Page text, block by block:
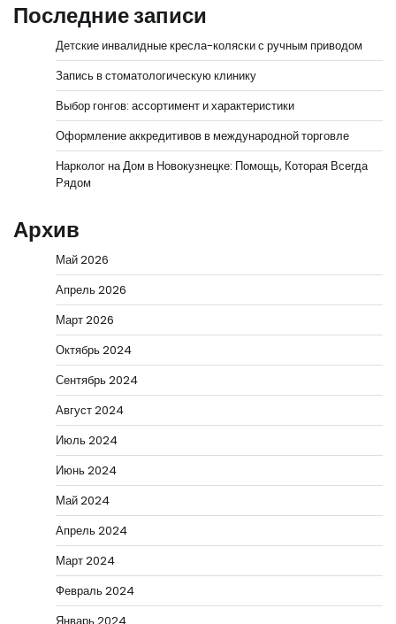
Последние записи
Детские инвалидные кресла-коляски с ручным приводом
Запись в стоматологическую клинику
Выбор гонгов: ассортимент и характеристики
Оформление аккредитивов в международной торговле
Нарколог на Дом в Новокузнецке: Помощь, Которая Всегда
Рядом
Архив
Май 2026
Апрель 2026
Март 2026
Октябрь 2024
Сентябрь 2024
Август 2024
Июль 2024
Июнь 2024
Май 2024
Апрель 2024
Март 2024
Февраль 2024